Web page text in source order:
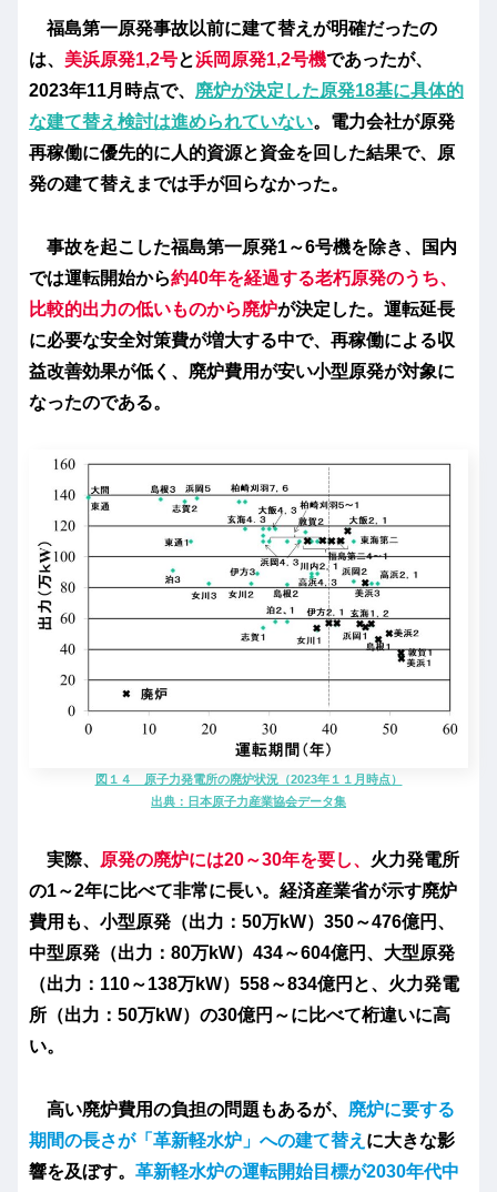
福島第一原発事故以前に建て替えが明確だったの
は、 美浜原発1,2号と浜岡原発1,2号機であったが、
2023年11月時点で、 廃炉が決定した原発18基に具体的
な建て替え検討は進められていない。電力会社が原発
再稼働に優先的に人的資源と資金を回した結果で、原
発の建て替えまでは手が回らなかった。
事故を起こした福島第一原発1～6号機を除き、国内
では運転開始から約40年を経過する老朽原発のうち、
比較的出力の低いものから廃炉が決定した。運転延長
に必要な安全対策費が増大する中で、再稼働による収
益改善効果が低く、廃炉費用が安い小型原発が対象に
なったのである。
図１４ 原子力発電所の廃炉状況（2023年１１月時点）
出典：日本原子力産業協会データ集
実際、 原発の廃炉には20～30年を要し、 火力発電所
の1～2年に比べて非常に長い。経済産業省が示す廃炉
費用も、小型原発（出力：50万kW）350～476億円、
中型原発（出力：80万kW）434～604億円、大型原発
（出力：110～138万kW）558～834億円と、火力発電
所（出力：50万kW）の30億円～に比べて桁違いに高
い。
高い廃炉費用の負担の問題もあるが、 廃炉に要する
期間の長さが「革新軽水炉」への建て替え に大きな影
響を及ぼす。 革新軽水炉の運転開始目標が2030年代中